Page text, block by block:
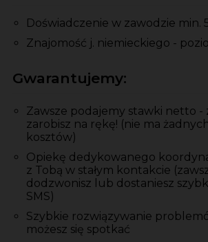
Doświadczenie w zawodzie min.
Znajomość j. niemieckiego -
Gwarantujemy:
Zawsze podajemy stawki netto -
zarobisz na rękę! (nie ma
kosztów)
Opiekę dedykowanego
z Tobą w stałym kontakcie
dodzwonisz lub dostaniesz
SMS)
Szybkie rozwiązywanie
możesz się spotkać